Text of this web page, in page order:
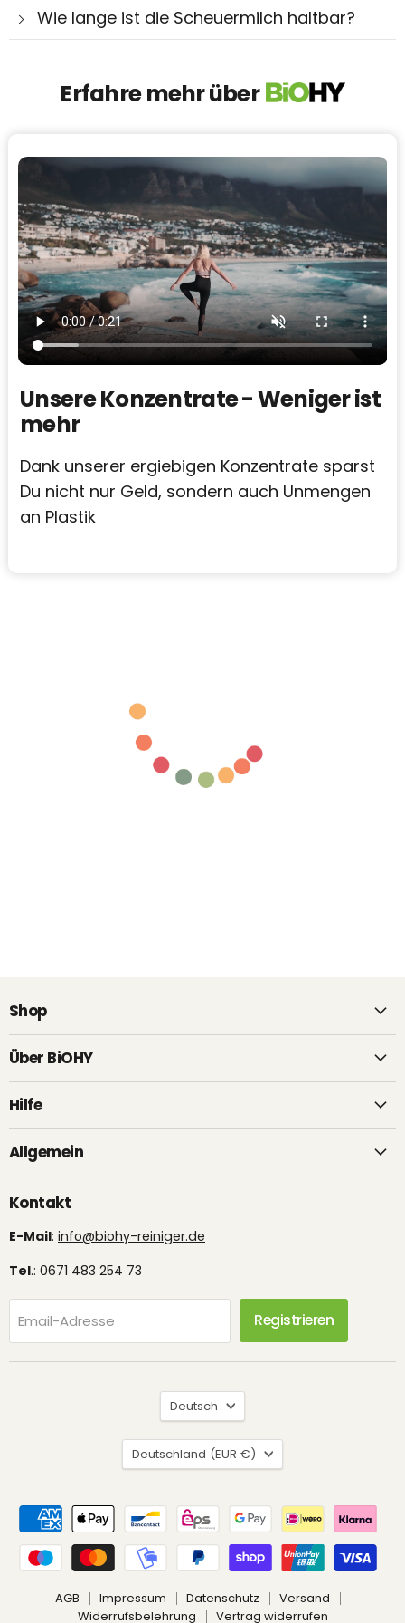
Wie lange ist die Scheuermilch haltbar?
Erfahre mehr über
Unsere Konzentrate - Weniger ist
mehr
Dank unserer ergiebigen Konzentrate sparst
Du nicht nur Geld, sondern auch Unmengen
an Plastik
Shop
Über BiOHY
Hilfe
Allgemein
Kontakt
E-Mail: info@biohy-reiniger.de
Tel.: 0671 483 254 73
Email-Adresse Registrieren
AGB Impressum Datenschutz
Versand
Widerrufsbelehrung
Vertrag widerrufen
Sprache
Deutsch
Land
Deutschland (EUR €)